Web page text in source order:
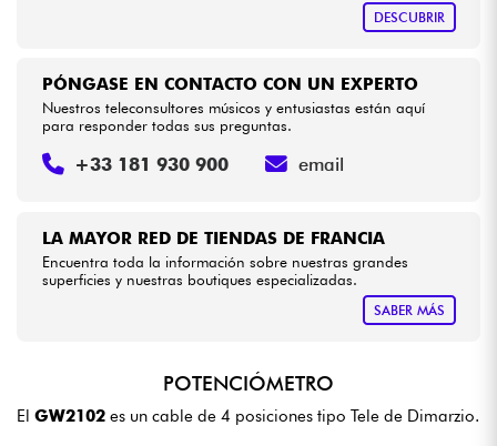
Bundle
Ver nuestras marcas
DESCUBRIR
LA MAYOR RED DE TIENDAS DE FRANCIA
Encuentra toda la información sobre nuestras grandes
superficies y nuestras boutiques especializadas.
SABER MÁS
PÓNGASE EN CONTACTO CON UN EXPERTO
Nuestros teleconsultores músicos y entusiastas están aquí
para responder todas sus preguntas.
+33 181 930 900 email
POTENCIÓMETRO
El GW2102 es un cable de 4 posiciones tipo Tele de Dimarzio.